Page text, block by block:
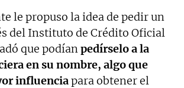
le propuso la idea de pedir un
del Instituto de Crédito Oficial
que podíanpedírselo a la
en su nombre, algo que
influenciapara obtener el